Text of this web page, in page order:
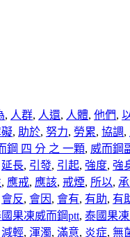
, 人群, 人還, 人體, 他們,
, 助於, 努力, 勞累, 協調,
鋼 四 分 之 一顆, 威而鋼
延長, 引發, 引起, 強度, 強
, 應戒, 應該, 戒煙, 所以,
會反, 會因 , 會有, 有助, 有
果凍威而鋼ptt, 泰國果
減輕, 渾濁, 滿意, 炎症, 無